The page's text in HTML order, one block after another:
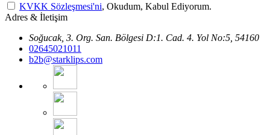
KVKK Sözleşmesi'ni, Okudum, Kabul Ediyorum.
Adres & İletişim
Soğucak, 3. Org. San. Bölgesi D:1. Cad. 4. Yol No:5, 54160
02645021011
b2b@starklips.com